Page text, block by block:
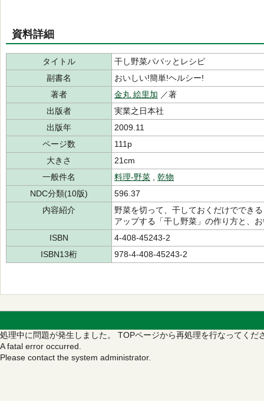
資料詳細
タイトル
干し野菜パパッとレシピ
副書名
おいしい!簡単!ヘルシー!
著者
金丸 絵里加 ／著
出版者
実業之日本社
出版年
2009.11
ページ数
111p
大きさ
21cm
一般件名
料理-野菜
乾物
NDC分類(10版)
596.37
内容紹介
野菜を切って、干しておくだけででき
アップする「干し野菜」の作り方と、
ISBN
4-408-45243-2
ISBN13桁
978-4-408-45243-2
処理中に問題が発生しました。 TOPページから再処理を行なってくだ
A fatal error occurred.
Please contact the system administrator.